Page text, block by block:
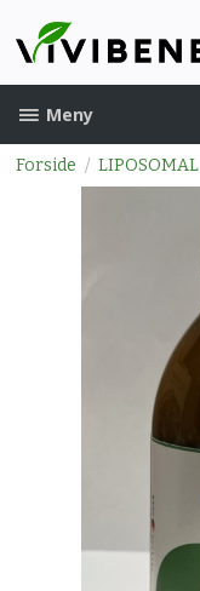
innholdet
Meny
Forside LIPOSOMAL